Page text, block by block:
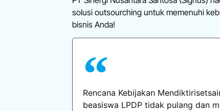
solusi outsourching untuk memenuhi
bisnis Anda!
Rencana Kebijakan
beasiswa LPDP tidak pulang dan